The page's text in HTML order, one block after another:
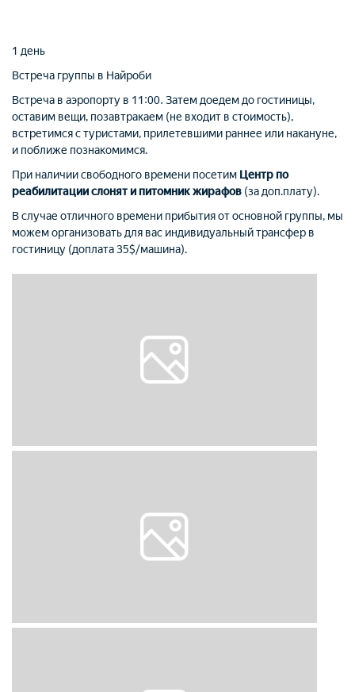
1 день
Встреча группы в Найроби
Встреча в аэропорту в 11:00. Затем доедем до гостиницы,
оставим вещи, позавтракаем (не входит в стоимость),
встретимся с туристами, прилетевшими раннее или накануне,
и поближе познакомимся.
При наличии свободного времени посетим Центр по
реабилитации слонят и питомник жирафов (за доп.плату).
В случае отличного времени прибытия от основной группы, мы
можем организовать для вас индивидуальный трансфер в
гостиницу (доплата 35$/машина).